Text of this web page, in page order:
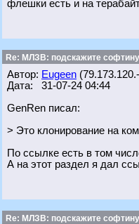
флешки есть и на
Re: МЛЗВ: подскажите софтину
Автор: Eugeen
Дата: 31-07-24 04:44
GenRen писал:
> Это клонирование на
По ссылке есть в том
А на этот раздел я дал
Re: МЛЗВ: подскажите софтину